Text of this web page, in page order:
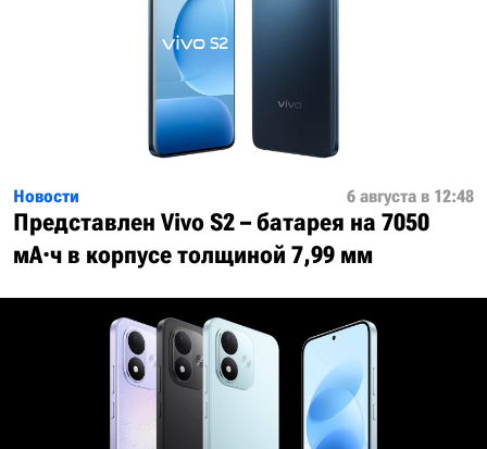
Новости 6 августа в 12:48
Представлен Vivo S2 – батарея на 7050
мА·ч в корпусе толщиной 7,99 мм